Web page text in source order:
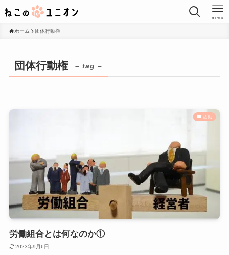
menu
ホーム 団体行動権
団体行動権 – tag –
活動
労働組合とは何なのか①
2023年9月6日